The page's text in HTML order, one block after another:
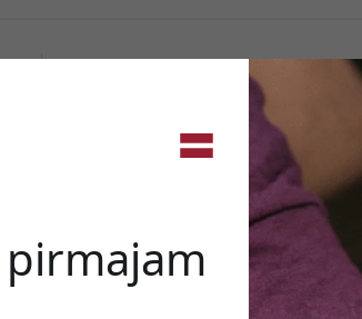
Art. nr.: AW_S1L_CBK
KeyBudz Journey
ūdensizturīga un
49 mm - Oglekļa